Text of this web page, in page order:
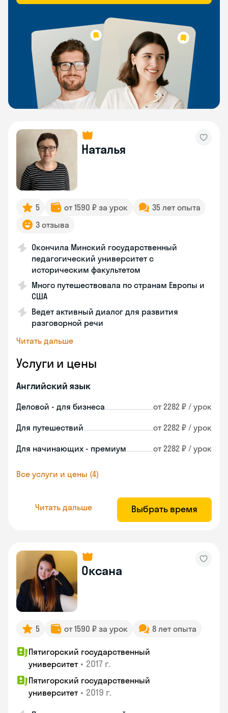
Наталья
5 от 1590 ₽ за урок
35 лет опыта
3 отзыва
Окончила Минский государственный
педагогический университет с
историческим факультетом
Много путешествовала по странам Европы и
США
Ведет активный диалог для развития
разговорной речи
Читать дальше
Услуги и цены
Английский язык
Деловой - для бизнеса от 2282 ₽ / урок
Для путешествий от 2282 ₽ / урок
Для начинающих - премиум от 2282 ₽ / урок
Все услуги и цены (4)
Читать дальше Выбрать время
Оксана
5 от 1590 ₽ за урок 8 лет опыта
Пятигорский государственный
университет • 2017 г.
Пятигорский государственный
университет • 2019 г.